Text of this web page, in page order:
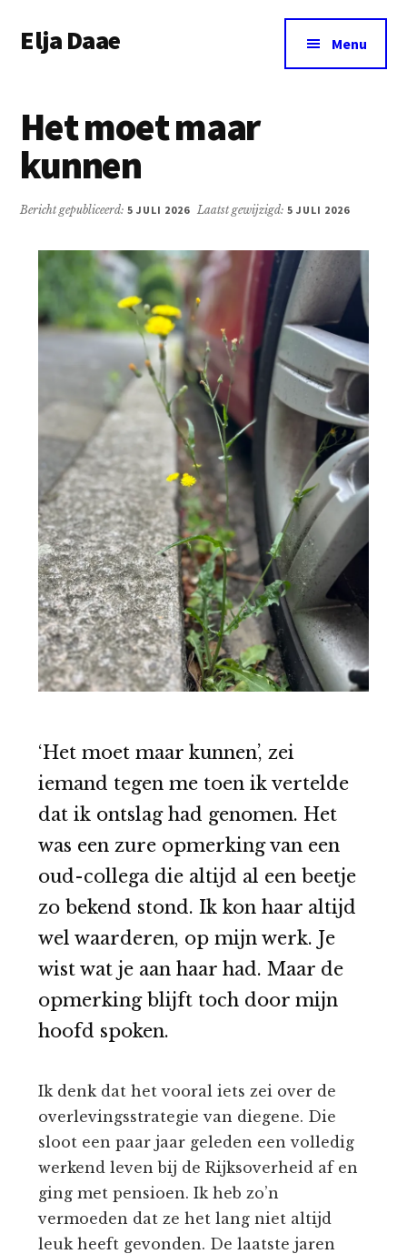
naar
naar
menu
Elja Daae
&
meer
Menu
Het moet maar
kunnen
Bericht gepubliceerd:5 JULI 2026 Laatst gewijzigd: 5 JULI 2026
‘Het moet maar kunnen’, zei
iemand tegen me toen ik vertelde
dat ik ontslag had genomen. Het
was een zure opmerking van een
oud-collega die altijd al een beetje
zo bekend stond. Ik kon haar altijd
wel waarderen, op mijn werk. Je
wist wat je aan haar had. Maar de
opmerking blijft toch door mijn
hoofd spoken.
Ik denk dat het vooral iets zei over de
overlevingsstrategie van diegene. Die
sloot een paar jaar geleden een volledig
werkend leven bij de Rijksoverheid af en
ging met pensioen. Ik heb zo’n
vermoeden dat ze het lang niet altijd
leuk heeft gevonden. De laatste jaren